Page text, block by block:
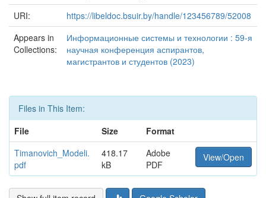
URI:
https://libeldoc.bsuir.by/handle/123456789/52008
Appears in
Collections:
Информационные системы и технологии : 59-я
научная конференция аспирантов,
магистрантов и студентов (2023)
Files in This Item:
File
Size
Format
Timanovich_Modeli.
pdf
418.17
kB
Adobe
PDF
View/Open